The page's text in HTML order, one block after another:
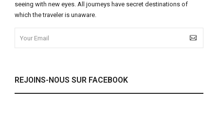
seeing with new eyes. All journeys have secret destinations of
which the traveler is unaware.
REJOINS-NOUS SUR FACEBOOK